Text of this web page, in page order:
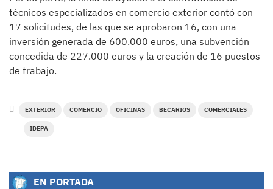
técnicos especializados en comercio exterior contó con
17 solicitudes, de las que se aprobaron 16, con una
inversión generada de 600.000 euros, una subvención
concedida de 227.000 euros y la creación de 16 puestos
de trabajo.
EXTERIOR COMERCIO OFICINAS BECARIOS COMERCIALES
IDEPA
EN PORTADA